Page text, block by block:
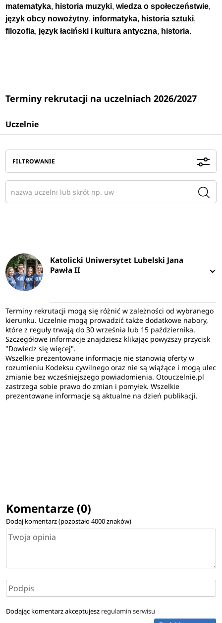
matematyka, historia muzyki,wiedza o społeczeństwie,
język obcy nowożytny, informatyka, historia sztuki,
filozofia, język łaciński i kultura antyczna, historia.
Terminy rekrutacji na uczelniach 2026/2027
Uczelnie
FILTROWANIE
Katolicki Uniwersytet Lubelski Jana
Pawła II
Terminy rekrutacji mogą się różnić w zależności od wybranego
kierunku. Uczelnie mogą prowadzić także dodatkowe nabory,
które z reguły trwają do 30 września lub 15 października.
Szczegółowe informacje znajdziesz klikając powyższy przycisk
"Dowiedz się więcej".
Wszelkie prezentowane informacje nie stanowią oferty w
rozumieniu Kodeksu cywilnego oraz nie są wiążące i mogą ulec
zmianie bez wcześniejszego powiadomienia. Otouczelnie.pl
zastrzega sobie prawo do zmian i pomyłek. Wszelkie
prezentowane informacje są aktualne na dzień publikacji.
Komentarze (0)
Dodaj komentarz (pozostało4000znaków)
Dodając komentarz akceptujesz regulamin serwisu